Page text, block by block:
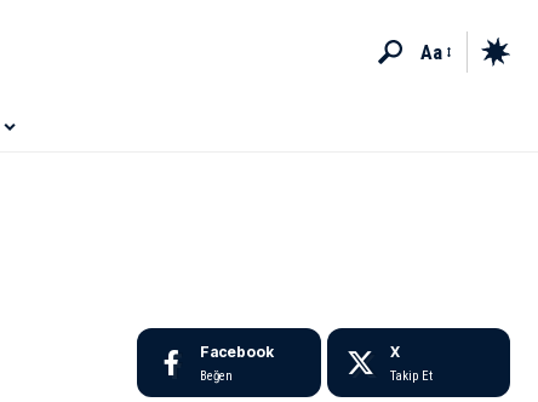
Aa
Facebook
Beğen
X
Takip Et